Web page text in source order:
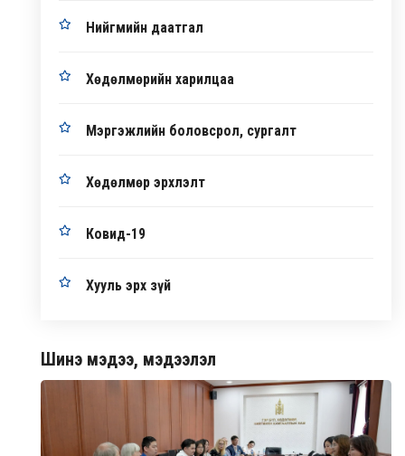
Нийгмийн даатгал
Хөдөлмөрийн харилцаа
Мэргэжлийн боловсрол, сургалт
Хөдөлмөр эрхлэлт
Ковид-19
Хууль эрх зүй
Шинэ мэдээ, мэдээлэл